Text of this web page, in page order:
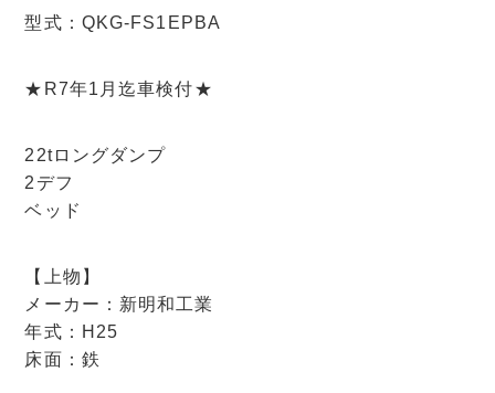
型式：QKG-FS1EPBA
★R7年1月迄車検付★
22tロングダンプ
2デフ
ベッド
【上物】
メーカー：新明和工業
年式：H25
床面：鉄